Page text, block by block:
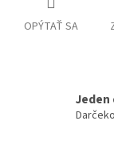
OPÝTAŤ SA
Jeden